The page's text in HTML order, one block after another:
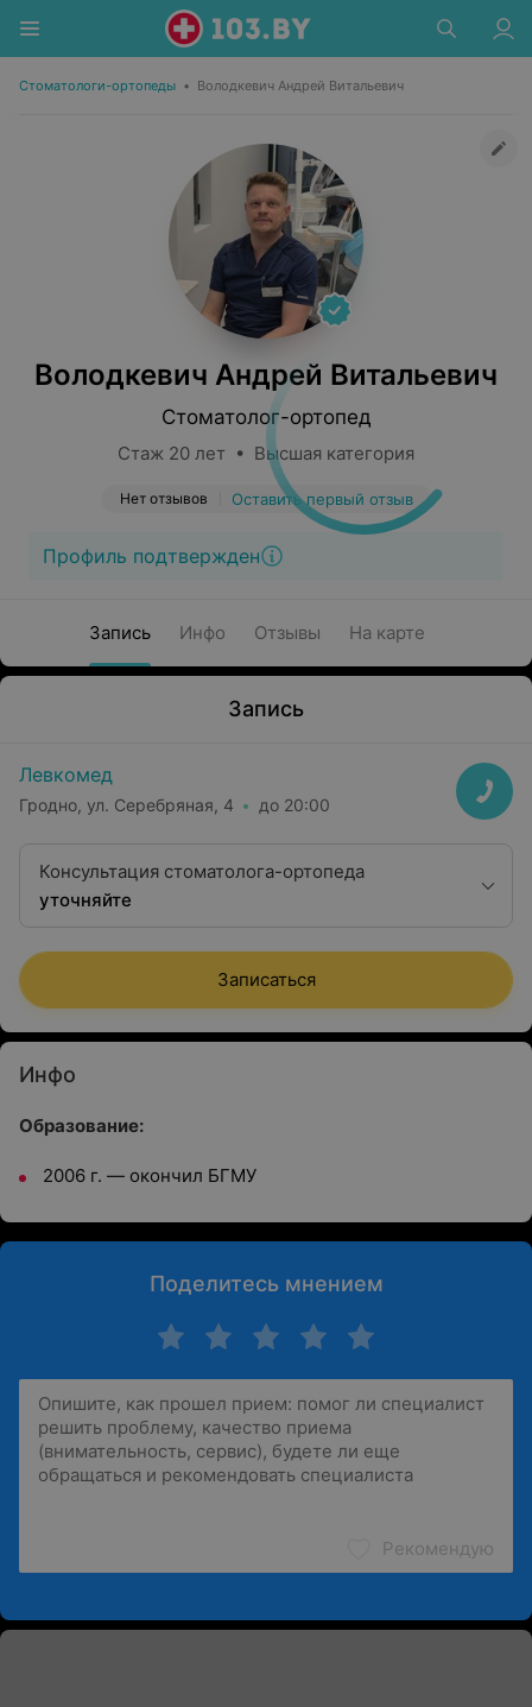
Стоматологи-ортопеды • Володкевич Андрей Витальевич
Володкевич Андрей Витальевич
Стоматолог-ортопед
Стаж 20 лет • Высшая категория
Нет отзывов Оставить первый отзыв
Профиль подтвержден
Запись Инфо Отзывы На карте
Запись
Левкомед
Гродно, ул. Серебряная, 4 до 20:00
Консультация стоматолога-ортопеда
уточняйте
Записаться
Инфо
Образование:
2006 г. — окончил БГМУ
Поделитесь мнением
Рекомендую